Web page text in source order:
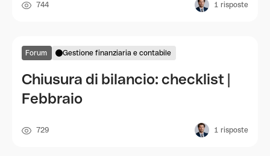
744 1 risposte
Forum Gestione finanziaria e contabile
Chiusura di bilancio: checklist |
Febbraio
729 1 risposte